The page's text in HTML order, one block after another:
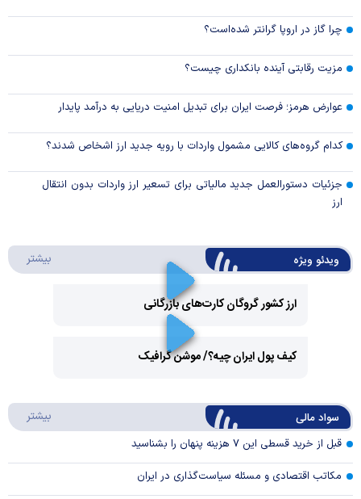
چرا گاز در اروپا گرانتر شده‌است؟
مزیت رقابتی آینده بانکداری چیست؟
عوارض هرمز؛ فرصت ایران برای تبدیل امنیت دریایی به درآمد پایدار
کدام گروه‌های کالایی مشمول واردات با رویه جدید ارز اشخاص شدند؟
جزئیات دستورالعمل جدید مالیاتی برای تسعیر ارز واردات بدون انتقال
ارز
ویدئو ویژه بیشتر
ارز کشور گروگان کارت‌های بازرگانی
Video
کیف پول ایران چیه؟/ موشن گرافیک
سواد مالی بیشتر
قبل از خرید قسطی این ۷ هزینه پنهان را بشناسید
مکاتب اقتصادی و مسئله سیاست‌گذاری در ایران